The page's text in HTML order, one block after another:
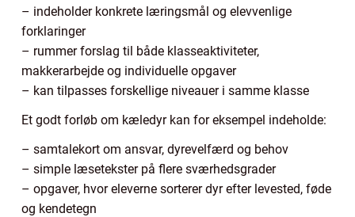
– indeholder konkrete læringsmål og elevvenlige
forklaringer
– rummer forslag til både klasseaktiviteter,
makkerarbejde og individuelle opgaver
– kan tilpasses forskellige niveauer i samme klasse
Et godt forløb om kæledyr kan for eksempel indeholde:
– samtalekort om ansvar, dyrevelfærd og behov
– simple læsetekster på flere sværhedsgrader
– opgaver, hvor eleverne sorterer dyr efter levested, føde
og kendetegn